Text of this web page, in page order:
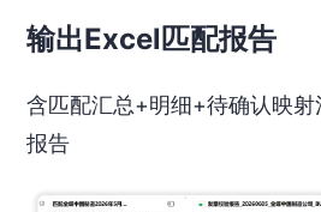
输出Excel匹配报告
含匹配汇总+明细+待确认映
报告